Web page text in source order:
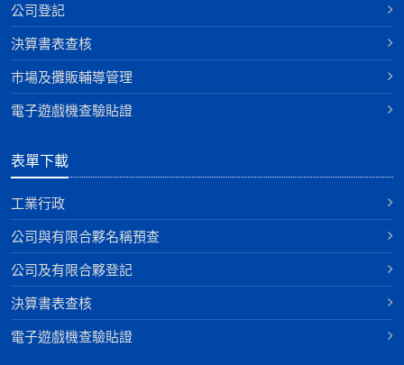
公司登記
決算書表查核
巿場及攤販輔導管理
電子遊戲機查驗貼證
表單下載
工業行政
公司與有限合夥名稱預查
公司及有限合夥登記
決算書表查核
電子遊戲機查驗貼證